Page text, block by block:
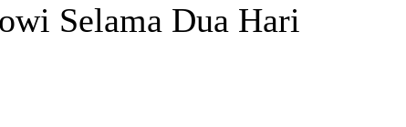
Selama Dua Hari